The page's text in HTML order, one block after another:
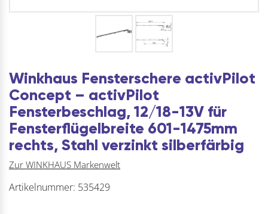
Winkhaus Fensterschere activPilot
Concept – activPilot
Fensterbeschlag, 12/18-13V für
Fensterflügelbreite 601-1475mm
rechts, Stahl verzinkt silberfärbig
Zur WINKHAUS Markenwelt
Artikelnummer: 535429